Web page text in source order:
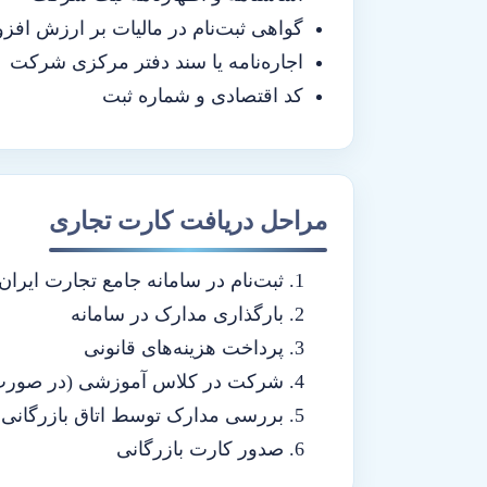
گواهی ثبت‌نام در مالیات بر ارزش
اجاره‌نامه یا سند دفتر مرکزی شرکت
کد اقتصادی و شماره ثبت
مراحل دریافت کارت تجاری
ثبت‌نام در سامانه جامع تجارت ایران
بارگذاری مدارک در سامانه
پرداخت هزینه‌های قانونی
شرکت در کلاس آموزشی (در صورت
بررسی مدارک توسط اتاق بازرگانی
صدور کارت بازرگانی